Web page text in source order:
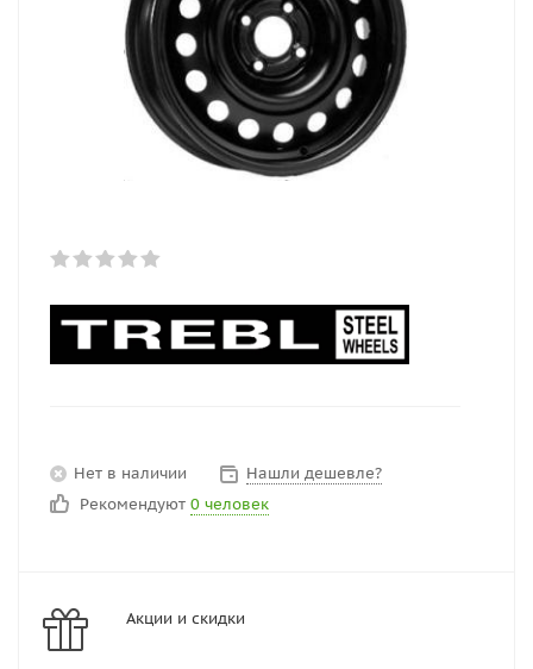
Нет в наличии
Нашли дешевле?
Рекомендуют 0 человек
Акции и скидки